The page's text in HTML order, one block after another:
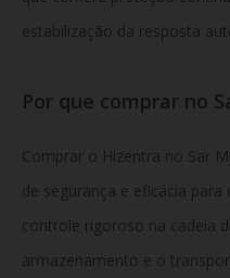
estabilização da resposta
Por que comprar no
Comprar o Hizentra no Sar
de segurança e eficácia
controle rigoroso na cadeia
armazenamento e o